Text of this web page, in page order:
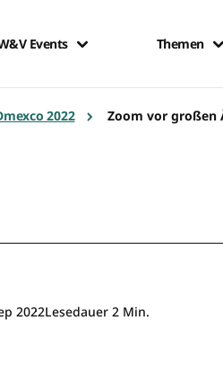
Events Themen
2022 Zoom vor großen
2022Lesedauer 2 Min.